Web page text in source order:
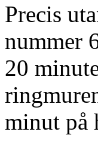
Precis
nummer
20
minut på